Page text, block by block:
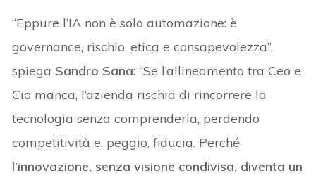
“Eppure l’IA non è solo automazione: è
governance, rischio, etica e consapevolezza”,
spiega Sandro Sana: “Se l’allineamento tra Ceo e
Cio manca, l’azienda rischia di rincorrere la
tecnologia senza comprenderla, perdendo
competitività e, peggio, fiducia. Perché
l’innovazione, senza visione condivisa, diventa un